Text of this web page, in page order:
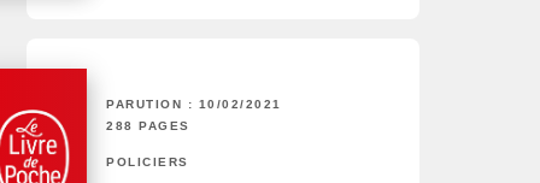
PARUTION : 10/02/2021
288 PAGES
POLICIERS